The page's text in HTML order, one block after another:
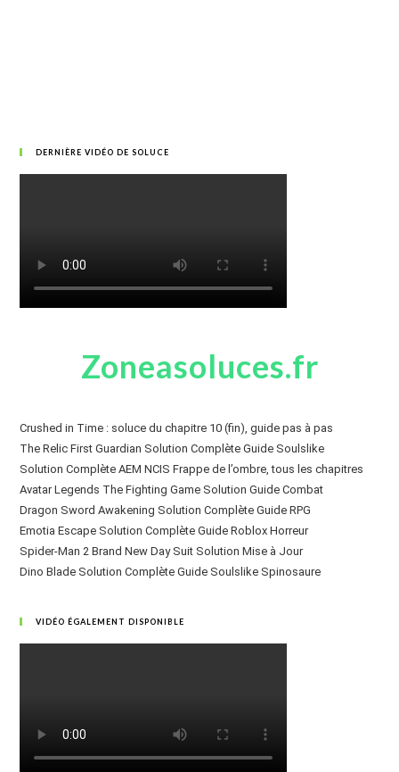
DERNIÈRE VIDÉO DE SOLUCE
Zoneasoluces.fr
Crushed in Time : soluce du chapitre 10 (fin), guide pas à pas
The Relic First Guardian Solution Complète Guide Soulslike
Solution Complète AEM NCIS Frappe de l’ombre, tous les chapitres
Avatar Legends The Fighting Game Solution Guide Combat
Dragon Sword Awakening Solution Complète Guide RPG
Emotia Escape Solution Complète Guide Roblox Horreur
Spider-Man 2 Brand New Day Suit Solution Mise à Jour
Dino Blade Solution Complète Guide Soulslike Spinosaure
VIDÉO ÉGALEMENT DISPONIBLE